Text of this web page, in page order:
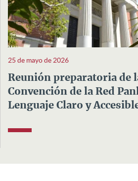
25 de mayo de 2026
Reunión preparatoria de
Convención de la Red
Lenguaje Claro y